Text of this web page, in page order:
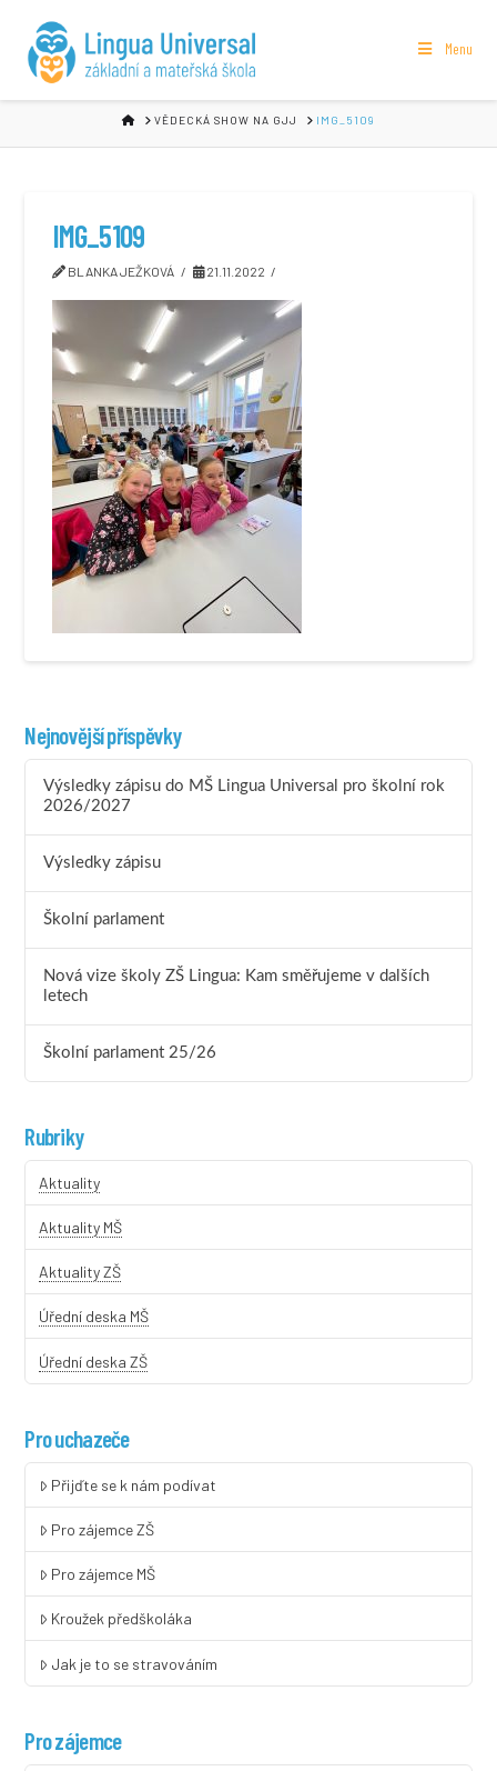
Menu
HOMEVĚDECKÁ SHOW NA GJJ IMG_5109
IMG_5109
BLANKA JEŽKOVÁ 21.11.2022
Nejnovější příspěvky
Výsledky zápisu do MŠ Lingua Universal pro školní rok
2026/2027
Výsledky zápisu
Školní parlament
Nová vize školy ZŠ Lingua: Kam směřujeme v dalších
letech
Školní parlament 25/26
Rubriky
Aktuality
Aktuality MŠ
Aktuality ZŠ
Úřední deska MŠ
Úřední deska ZŠ
Pro uchazeče
Přijďte se k nám podívat
Pro zájemce ZŠ
Pro zájemce MŠ
Kroužek předškoláka
Jak je to se stravováním
Pro zájemce